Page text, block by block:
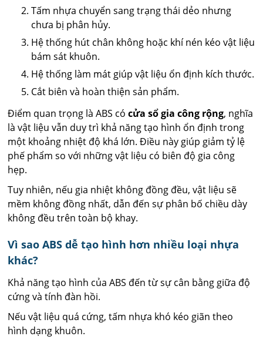
Tấm nhựa chuyển sang trạng thái dẻo nhưng
chưa bị phân hủy.
Hệ thống hút chân không hoặc khí nén kéo vật liệu
bám sát khuôn.
Hệ thống làm mát giúp vật liệu ổn định kích thước.
Cắt biên và hoàn thiện sản phẩm.
Điểm quan trọng là ABS cócửa sổ gia công rộng, nghĩa
là vật liệu vẫn duy trì khả năng tạo hình ổn định trong
một khoảng nhiệt độ khá lớn. Điều này giúp giảm tỷ lệ
phế phẩm so với những vật liệu có biên độ gia công
hẹp.
Tuy nhiên, nếu gia nhiệt không đồng đều, vật liệu sẽ
mềm không đồng nhất, dẫn đến sự phân bố chiều dày
không đều trên toàn bộ khay.
Vì sao ABS dễ tạo hình hơn nhiều loại nhựa
khác?
Khả năng tạo hình của ABS đến từ sự cân bằng giữa độ
cứng và tính đàn hồi.
Nếu vật liệu quá cứng, tấm nhựa khó kéo giãn theo
hình dạng khuôn.